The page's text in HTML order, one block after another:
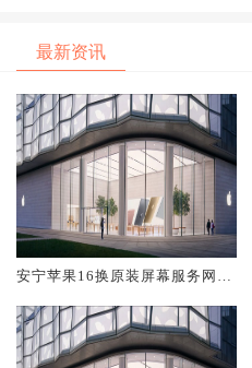
最新资讯
安宁苹果16换原装屏幕服务网点